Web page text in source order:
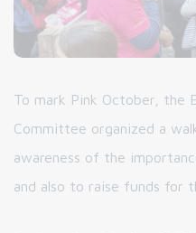
To mark Pink October, the
Committee organized a
awareness of the
and also to raise funds for